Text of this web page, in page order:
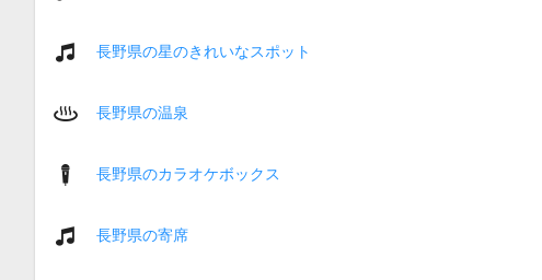
長野県の星のきれいなスポット
長野県の温泉
長野県のカラオケボックス
長野県の寄席